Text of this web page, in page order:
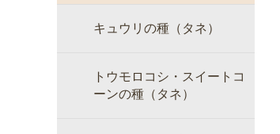
キュウリの種（タネ）
トウモロコシ・スイートコ
ーンの種（タネ）